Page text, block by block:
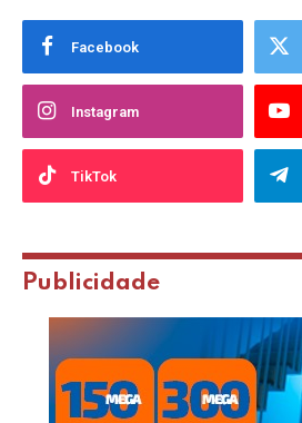
Facebook
Instagram
TikTok
Publicidade